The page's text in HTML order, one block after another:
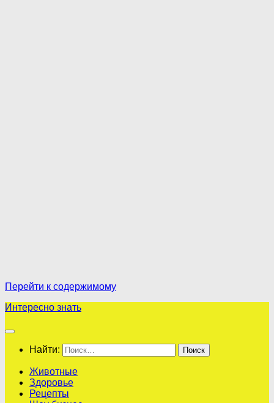
Перейти к содержимому
Интересно знать
Найти:
Животные
Здоровье
Рецепты